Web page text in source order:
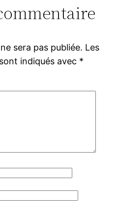
sera pas publiée. Les
indiqués avec *